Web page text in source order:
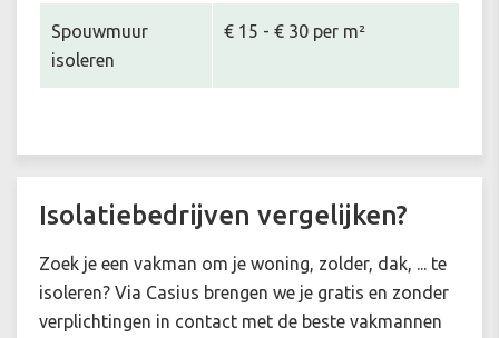
Spouwmuur
isoleren
€ 15 - € 30 per m²
Isolatiebedrijven vergelijken?
Zoek je een vakman om je woning, zolder, dak, ... te
isoleren? Via Casius brengen we je gratis en zonder
verplichtingen in contact met de beste vakmannen